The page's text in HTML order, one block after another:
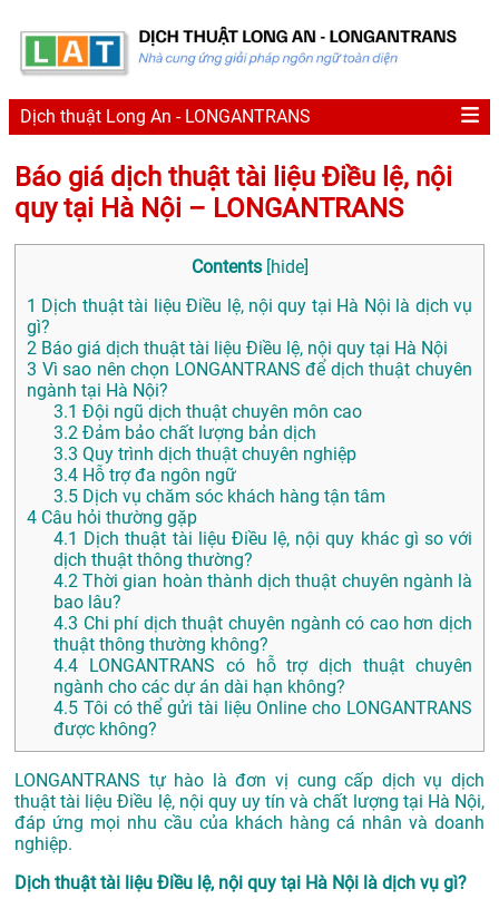
Dịch thuật Long An - LONGANTRANS
Báo giá dịch thuật tài liệu Điều lệ, nội
quy tại Hà Nội – LONGANTRANS
Contents [hide]
1 Dịch thuật tài liệu Điều lệ, nội quy tại Hà Nội là dịch vụ
gì?
2 Báo giá dịch thuật tài liệu Điều lệ, nội quy tại Hà Nội
3 Vì sao nên chọn LONGANTRANS để dịch thuật chuyên
ngành tại Hà Nội?
3.1 Đội ngũ dịch thuật chuyên môn cao
3.2 Đảm bảo chất lượng bản dịch
3.3 Quy trình dịch thuật chuyên nghiệp
3.4 Hỗ trợ đa ngôn ngữ
3.5 Dịch vụ chăm sóc khách hàng tận tâm
4 Câu hỏi thường gặp
4.1 Dịch thuật tài liệu Điều lệ, nội quy khác gì so với
dịch thuật thông thường?
4.2 Thời gian hoàn thành dịch thuật chuyên ngành là
bao lâu?
4.3 Chi phí dịch thuật chuyên ngành có cao hơn dịch
thuật thông thường không?
4.4 LONGANTRANS có hỗ trợ dịch thuật chuyên
ngành cho các dự án dài hạn không?
4.5 Tôi có thể gửi tài liệu Online cho LONGANTRANS
được không?
LONGANTRANS tự hào là đơn vị cung cấp dịch vụ dịch
thuật tài liệu Điều lệ, nội quy uy tín và chất lượng tại Hà Nội,
đáp ứng mọi nhu cầu của khách hàng cá nhân và doanh
nghiệp.
Dịch thuật tài liệu Điều lệ, nội quy tại Hà Nội là dịch vụ gì?